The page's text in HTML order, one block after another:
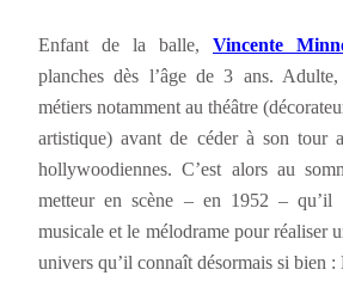
Enfant de la balle, Vincente
planches dès l’âge de 3 ans.
métiers notamment au théâtre
artistique) avant de céder à son tour
hollywoodiennes. C’est alors au
metteur en scène – en 1952 – qu’il
musicale et le mélodrame pour réaliser
univers qu’il connaît désormais si bien :